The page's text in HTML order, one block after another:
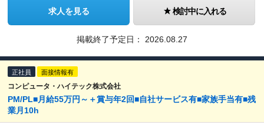
求人を見る 検討中に入れる
掲載終了予定日： 2026.08.27
正社員 面接情報有
コンピュータ・ハイテック株式会社
PM/PL■月給55万円～＋賞与年2回■自社サービス有■家族手当有■残
業月10h